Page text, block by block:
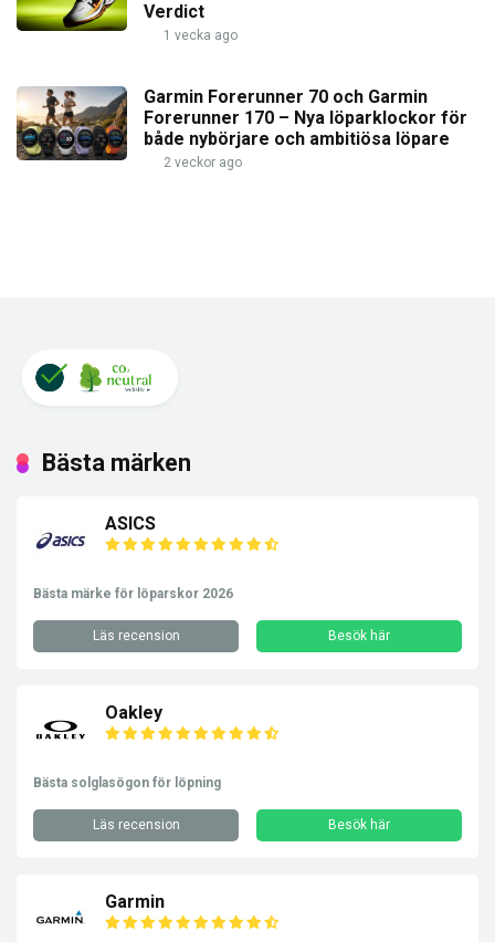
Verdict
1 vecka ago
Garmin Forerunner 70 och Garmin
Forerunner 170 – Nya löparklockor för
både nybörjare och ambitiösa löpare
2 veckor ago
Bästa märken
ASICS
Bästa märke för löparskor 2026
Läs recension Besök här
Oakley
Bästa solglasögon för löpning
Läs recension Besök här
Garmin